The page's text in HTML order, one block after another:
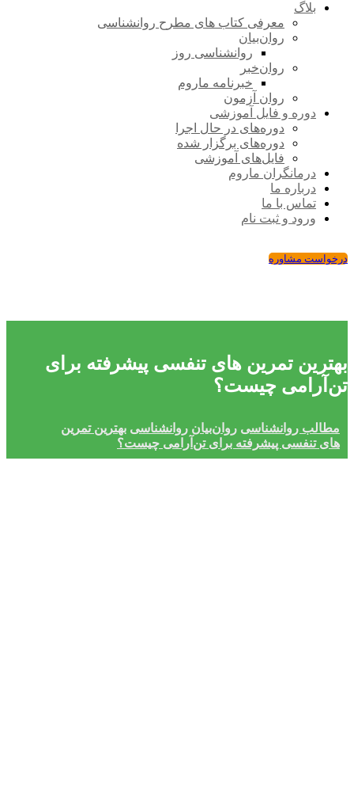
بلاگ
معرفی کتاب های مطرح روانشناسی
روان‌بیان
روانشناسی روز
روان‌خبر
خبرنامه ماروم
روان آزمون
دوره و فایل آموزشی
دوره‌های در حال اجرا
دوره‌های برگزار شده
فایل‌های آموزشی
درمانگران ماروم
درباره ما
تماس با ما
ورود و ثبت نام
درخواست مشاوره
بهترین تمرین های تنفسی پیشرفته برای
تن‌آرامی چیست؟
مطالب روانشناسی روان‌بیان روانشناسی بهترین تمرین
های تنفسی پیشرفته برای تن‌آرامی چیست؟